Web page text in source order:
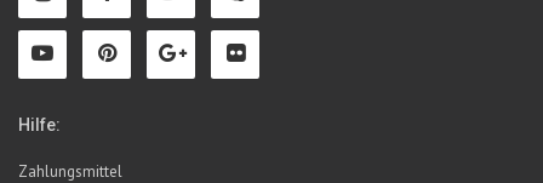
Hilfe:
Zahlungsmittel